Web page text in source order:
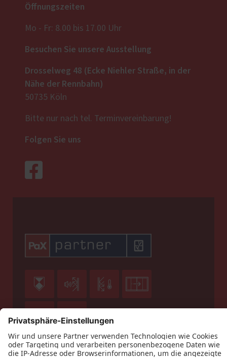
Öffnungszeiten
Mo - Fr: 8.00 bis 17.00 Uhr
Besuchen Sie unsere Ausstellung
Drosselweg 48 (Ecke Niehler Straße, in der
Nähe der Rennbahn)
50735 Köln
Bitte nur nach tel. Terminvereinbarung!
Folgen Sie uns
   
 